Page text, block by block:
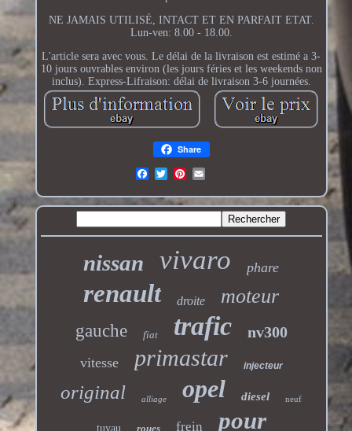
NE JAMAIS UTILISÉ, INTACT ET EN PARFAIT ETAT.
Lun-ven: 8.00 - 18.00.
L'article sera avec vous. Le délai de la livraison est estimé a 3-
10 jours ouvrables environ (les jours féries et les weekends non
inclus). Express-Lifraison: délai de livraison 3-6 journées.
Share
nissan vivaro phare
renault droite moteur
gauche fiat trafic nv300
vitesse primastar injecteur
original alliage opel diesel neuf
tuyau roues frein pour